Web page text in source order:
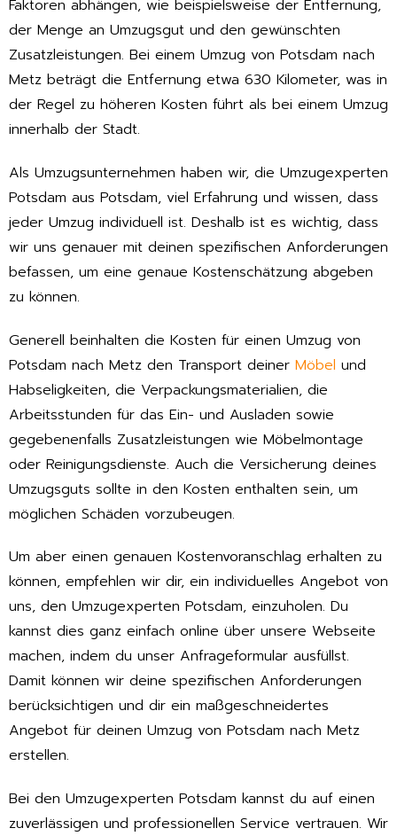
Faktoren abhängen, wie beispielsweise der Entfernung,
der Menge an Umzugsgut und den gewünschten
Zusatzleistungen. Bei einem Umzug von Potsdam nach
Metz beträgt die Entfernung etwa 630 Kilometer, was in
der Regel zu höheren Kosten führt als bei einem Umzug
innerhalb der Stadt.
Als Umzugsunternehmen haben wir, die Umzugexperten
Potsdam aus Potsdam, viel Erfahrung und wissen, dass
jeder Umzug individuell ist. Deshalb ist es wichtig, dass
wir uns genauer mit deinen spezifischen Anforderungen
befassen, um eine genaue Kostenschätzung abgeben
zu können.
Generell beinhalten die Kosten für einen Umzug von
Potsdam nach Metz den Transport deiner Möbel und
Habseligkeiten, die Verpackungsmaterialien, die
Arbeitsstunden für das Ein- und Ausladen sowie
gegebenenfalls Zusatzleistungen wie Möbelmontage
oder Reinigungsdienste. Auch die Versicherung deines
Umzugsguts sollte in den Kosten enthalten sein, um
möglichen Schäden vorzubeugen.
Um aber einen genauen Kostenvoranschlag erhalten zu
können, empfehlen wir dir, ein individuelles Angebot von
uns, den Umzugexperten Potsdam, einzuholen. Du
kannst dies ganz einfach online über unsere Webseite
machen, indem du unser Anfrageformular ausfüllst.
Damit können wir deine spezifischen Anforderungen
berücksichtigen und dir ein maßgeschneidertes
Angebot für deinen Umzug von Potsdam nach Metz
erstellen.
Bei den Umzugexperten Potsdam kannst du auf einen
zuverlässigen und professionellen Service vertrauen. Wir